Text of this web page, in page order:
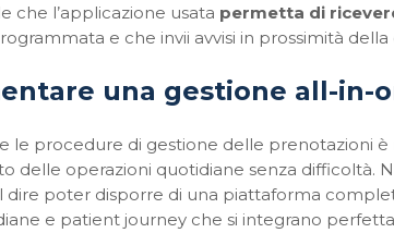
che l’applicazione usata permetta di
e che invii avvisi in prossimità
re una gestione all-in-
le procedure di gestione delle prenotazioni
delle operazioni quotidiane senza difficoltà.
dire poter disporre di una piattaforma
e patient journey che si integrano